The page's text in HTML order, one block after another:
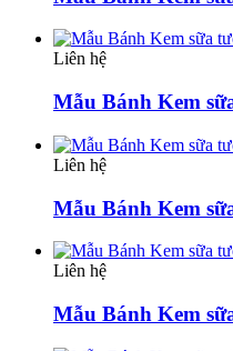
Liên hệ
Mẫu Bánh Kem
Liên hệ
Mẫu Bánh Kem
Liên hệ
Mẫu Bánh Kem